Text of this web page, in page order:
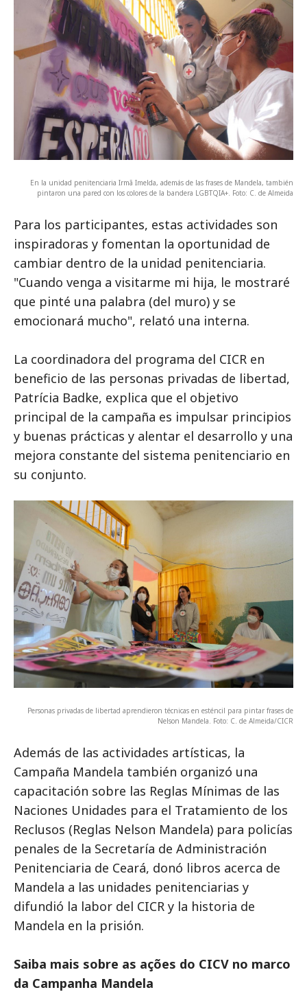
En la unidad penitenciaria Irmã Imelda, además de las frases de Mandela, también
pintaron una pared con los colores de la bandera LGBTQIA+. Foto: C. de Almeida
Para los participantes, estas actividades son
inspiradoras y fomentan la oportunidad de
cambiar dentro de la unidad penitenciaria.
"Cuando venga a visitarme mi hija, le mostraré
que pinté una palabra (del muro) y se
emocionará mucho", relató una interna.
La coordinadora del programa del CICR en
beneficio de las personas privadas de libertad,
Patrícia Badke, explica que el objetivo
principal de la campaña es impulsar principios
y buenas prácticas y alentar el desarrollo y una
mejora constante del sistema penitenciario en
su conjunto.
Personas privadas de libertad aprendieron técnicas en esténcil para pintar frases de
Nelson Mandela. Foto: C. de Almeida/CICR
Además de las actividades artísticas, la
Campaña Mandela también organizó una
capacitación sobre las Reglas Mínimas de las
Naciones Unidades para el Tratamiento de los
Reclusos (Reglas Nelson Mandela) para policías
penales de la Secretaría de Administración
Penitenciaria de Ceará, donó libros acerca de
Mandela a las unidades penitenciarias y
difundió la labor del CICR y la historia de
Mandela en la prisión.
Saiba mais sobre as ações do CICV no marco
da Campanha Mandela